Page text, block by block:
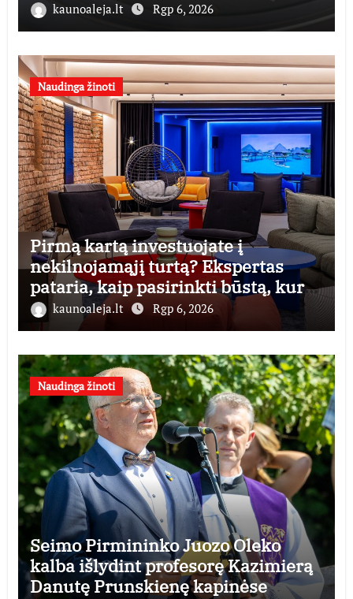
kaunoaleja.lt Rgp 6, 2026
Naudinga žinoti
Pirmą kartą investuojate į
nekilnojamąjį turtą? Ekspertas
pataria, kaip pasirinkti būstą, kuris
generuos grąžą
kaunoaleja.lt Rgp 6, 2026
Naudinga žinoti
Seimo Pirmininko Juozo Oleko
kalba išlydint profesorę Kazimierą
Danutę Prunskienę kapinėse